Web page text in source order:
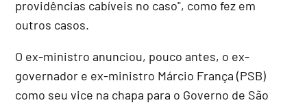
providências cabíveis no caso", como fez em
outros casos.
O ex-ministro anunciou, pouco antes, o ex-
governador e ex-ministro Márcio França (PSB)
como seu vice na chapa para o Governo de São